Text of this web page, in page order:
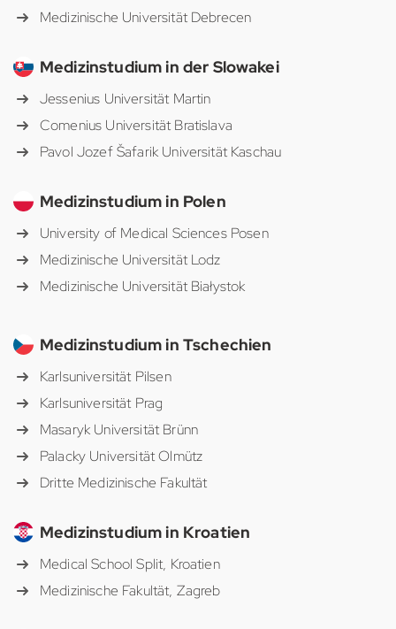
Medizinische Universität Debrecen
Medizinstudium in der Slowakei
Jessenius Universität Martin
Comenius Universität Bratislava
Pavol Jozef Šafarik Universität Kaschau
Medizinstudium in Polen
University of Medical Sciences Posen
Medizinische Universität Lodz
Medizinische Universität Białystok
Medizinstudium in Tschechien
Karlsuniversität Pilsen
Karlsuniversität Prag
Masaryk Universität Brünn
Palacky Universität Olmütz
Dritte Medizinische Fakultät
Medizinstudium in Kroatien
Medical School Split, Kroatien
Medizinische Fakultät, Zagreb